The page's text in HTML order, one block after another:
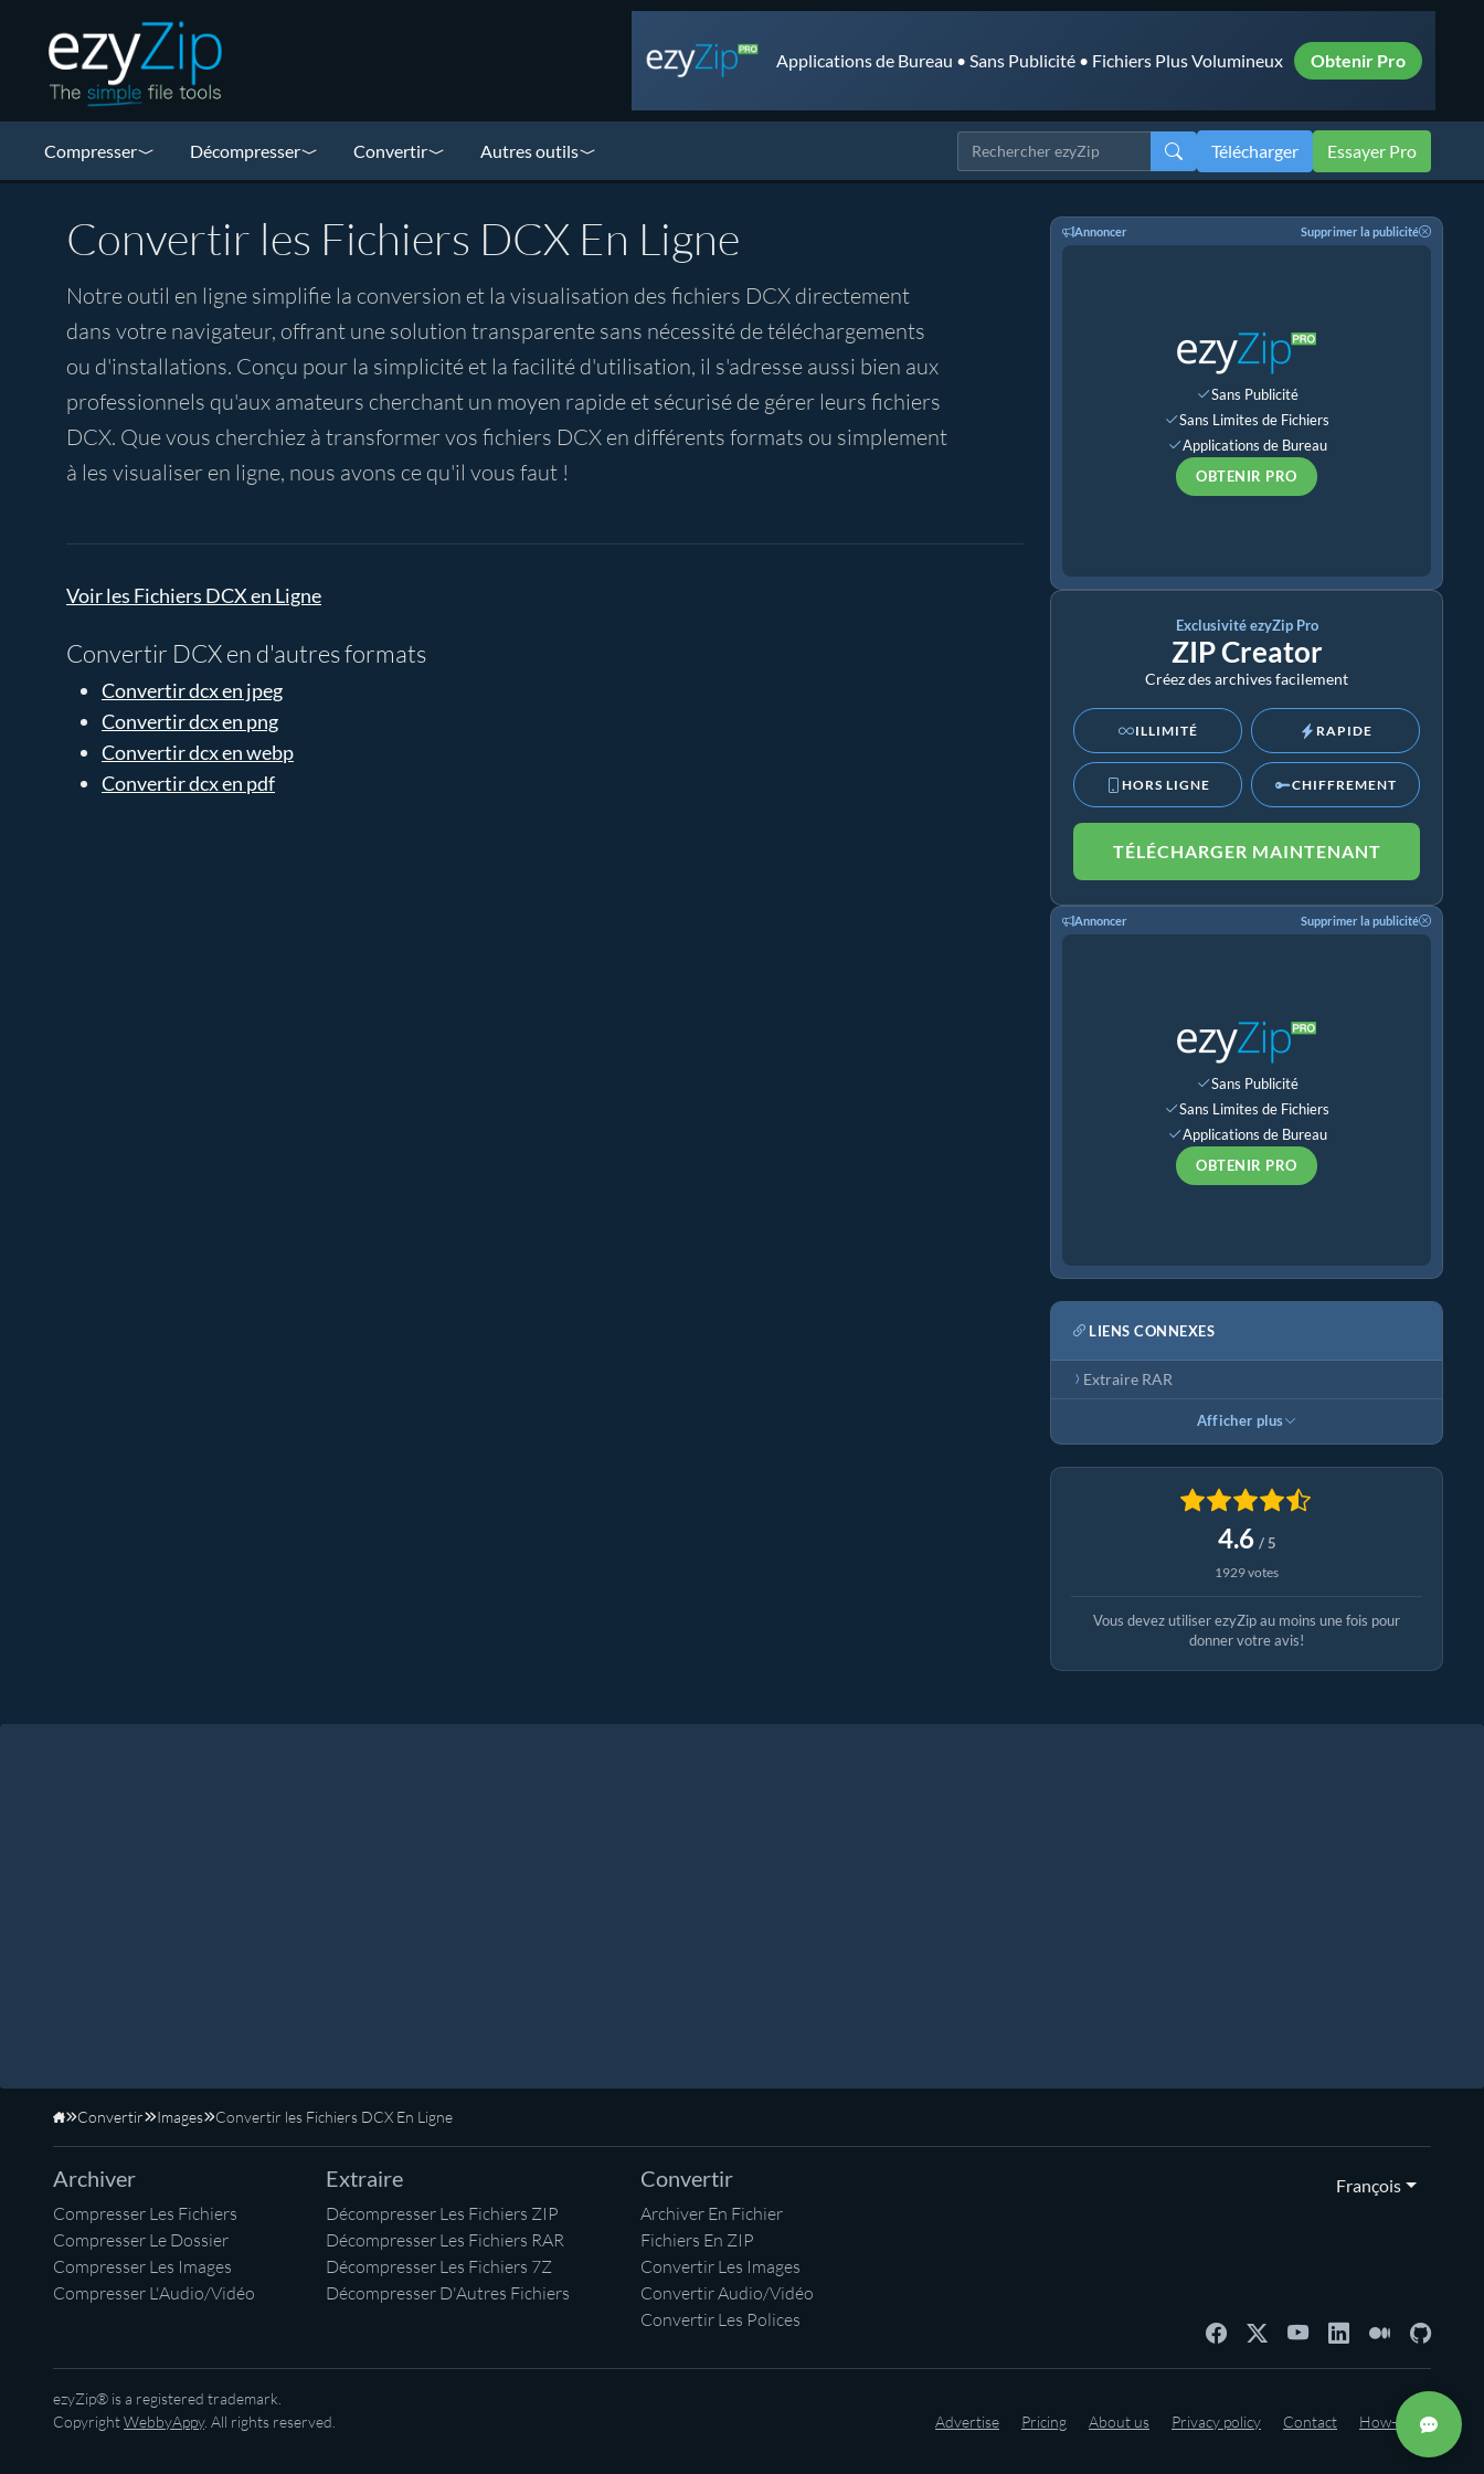
Applications de Bureau • Sans Publicité • Fichiers Plus Volumineux Obtenir Pro
Compresser Décompresser Convertir Autres outils Télécharger Essayer Pro
Convertir les Fichiers DCX En Ligne
Notre outil en ligne simplifie la conversion et la visualisation des fichiers DCX directement
dans votre navigateur, offrant une solution transparente sans nécessité de téléchargements
ou d'installations. Conçu pour la simplicité et la facilité d'utilisation, il s'adresse aussi bien aux
professionnels qu'aux amateurs cherchant un moyen rapide et sécurisé de gérer leurs fichiers
DCX. Que vous cherchiez à transformer vos fichiers DCX en différents formats ou simplement
à les visualiser en ligne, nous avons ce qu'il vous faut !
Voir les Fichiers DCX en Ligne
Convertir DCX en d'autres formats
Convertir dcx en jpeg
Convertir dcx en png
Convertir dcx en webp
Convertir dcx en pdf
Annoncer Supprimer la publicité
Sans Publicité
Sans Limites de Fichiers
Applications de Bureau
OBTENIR PRO
Exclusivité ezyZip Pro
ZIP Creator
Créez des archives facilement
ILLIMITÉ RAPIDE
HORS LIGNE CHIFFREMENT
TÉLÉCHARGER MAINTENANT
Annoncer Supprimer la publicité
Sans Publicité
Sans Limites de Fichiers
Applications de Bureau
OBTENIR PRO
LIENS CONNEXES
Extraire RAR
Afficher plus
4.6 / 5
1929 votes
Vous devez utiliser ezyZip au moins une fois pour
donner votre avis!
Accueil
Convertir Images Convertir les Fichiers DCX En Ligne
Archiver
Compresser Les Fichiers
Compresser Le Dossier
Compresser Les Images
Compresser L'Audio/Vidéo
Extraire
Décompresser Les Fichiers ZIP
Décompresser Les Fichiers RAR
Décompresser Les Fichiers 7Z
Décompresser D'Autres Fichiers
Convertir
Archiver En Fichier
Fichiers En ZIP
Convertir Les Images
Convertir Audio/Vidéo
Convertir Les Polices
François
ezyZip® is a registered trademark.
CopyrightWebbyAppy. All rights reserved. Advertise Pricing About us Privacy policy Contact How-to's